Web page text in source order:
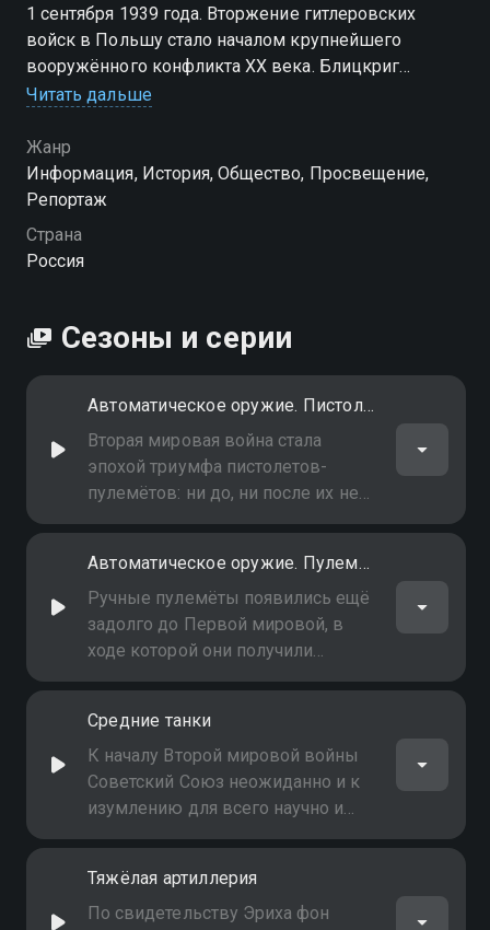
1 сентября 1939 года. Вторжение гитлеровских
войск в Польшу стало началом крупнейшего
вооружённого конфликта XX века. Блицкриг
спровоцировал беспощадную эволюцию
Читать дальше
Жанр
Информация, История, Общество, Просвещение,
Репортаж
Страна
Россия
Сезоны и серии
Автоматическое оружие. Пистолеты-пулемёты
Вторая мировая война стала
эпохой триумфа пистолетов-
пулемётов: ни до, ни после их не
использовали так широко. С чего
почему у него такое название?
Автоматическое оружие. Пулемёты
Ручные пулемёты появились ещё
задолго до Первой мировой, в
ходе которой они получили
широкое применение. Вторая
мощнейший импульс развития
этого оружия
Средние танки
К началу Второй мировой войны
Советский Союз неожиданно и к
изумлению для всего научно и
технически развитого мира
Германия выпускает не один
средний танк, а сразу два
Тяжёлая артиллерия
По свидетельству Эриха фон